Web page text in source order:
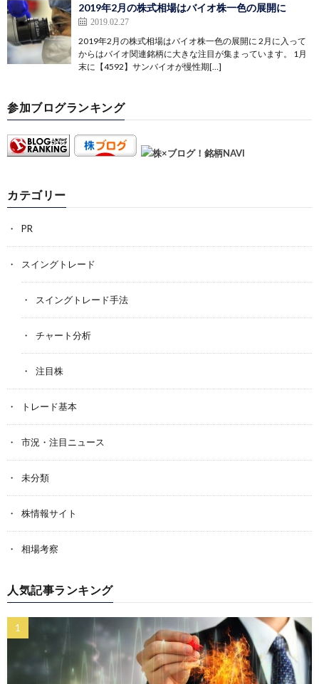
2019年2月の株式相場はバイオ株一色の展開に
2019.02.27
2019年2月の株式相場はバイオ株一色の展開に 2月に入って
からはバイオ関連銘柄に大きな注目が集まっています。 1月
末に【4592】サンバイオが慢性期[…]
参加ブログランキング
カテゴリー
PR
スイングトレード
スイングトレード手法
チャート分析
注目株
トレード基本
市況・注目ニュース
未分類
株情報サイト
相場考察
人気記事ランキング